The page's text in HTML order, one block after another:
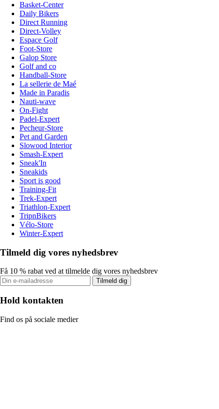
Basket-Center
Daily Bikers
Direct Running
Direct-Volley
Espace Golf
Foot-Store
Galop Store
Golf and co
Handball-Store
La sellerie de Maé
Made in Paradis
Nauti-wave
On-Fight
Padel-Expert
Pecheur-Store
Pet and Garden
Slowood Interior
Smash-Expert
Sneak'In
Sneakids
Sport is good
Training-Fit
Trek-Expert
Triathlon-Expert
TripnBikers
Vélo-Store
Winter-Expert
Tilmeld dig vores nyhedsbrev
Få 10 % rabat ved at tilmelde dig vores nyhedsbrev
Tilmeld dig
Hold kontakten
Find os på sociale medier